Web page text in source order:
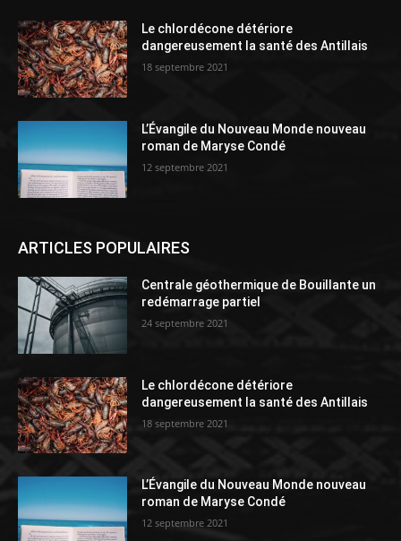
Le chlordécone détériore
dangereusement la santé des Antillais
18 septembre 2021
L’Évangile du Nouveau Monde nouveau
roman de Maryse Condé
12 septembre 2021
ARTICLES POPULAIRES
Centrale géothermique de Bouillante un
redémarrage partiel
24 septembre 2021
Le chlordécone détériore
dangereusement la santé des Antillais
18 septembre 2021
L’Évangile du Nouveau Monde nouveau
roman de Maryse Condé
12 septembre 2021